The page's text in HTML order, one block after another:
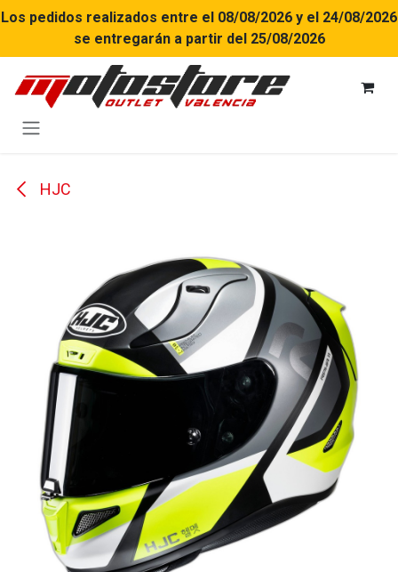
Ir al contenido
Los pedidos realizados entre el 08/08/2026 y el 24/08/2026
se entregarán a partir del 25/08/2026
HJC